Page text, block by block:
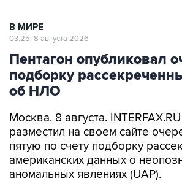
В МИРЕ
03:25, 8 августа 2026
Пентагон опубликовал
подборку
об НЛО
Москва. 8 августа.
разместил на своем сайте
пятую по счету подборку
американских данных о
аномальных явлениях (UAP).